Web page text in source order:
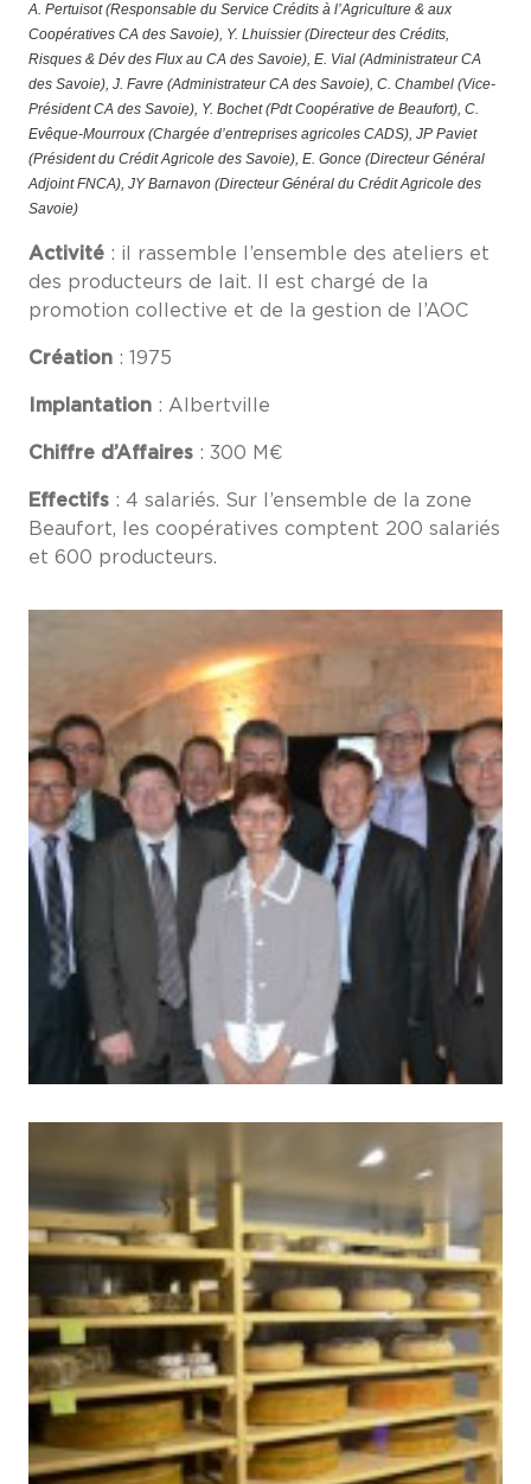
A. Pertuisot (Responsable du Service Crédits à l’Agriculture & aux
Coopératives CA des Savoie), Y. Lhuissier (Directeur des Crédits,
Risques & Dév des Flux au CA des Savoie), E. Vial (Administrateur CA
des Savoie), J. Favre (Administrateur CA des Savoie), C. Chambel (Vice-
Président CA des Savoie), Y. Bochet (Pdt Coopérative de Beaufort), C.
Evêque-Mourroux (Chargée d’entreprises agricoles CADS), JP Paviet
(Président du Crédit Agricole des Savoie), E. Gonce (Directeur Général
Adjoint FNCA), JY Barnavon (Directeur Général du Crédit Agricole des
Savoie)
Activité : il rassemble l’ensemble des ateliers et
des producteurs de lait. Il est chargé de la
promotion collective et de la gestion de l’AOC
Création : 1975
Implantation : Albertville
Chiffre d’Affaires : 300 M€
Effectifs : 4 salariés. Sur l’ensemble de la zone
Beaufort, les coopératives comptent 200 salariés
et 600 producteurs.